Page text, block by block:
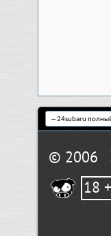
© 2006
18 +